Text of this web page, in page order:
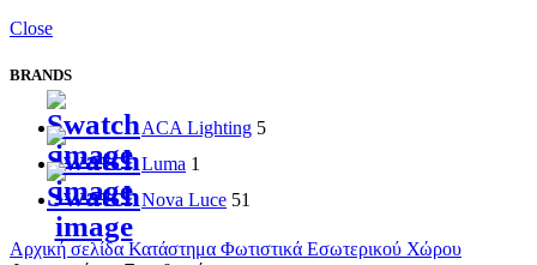
Close
BRANDS
ACA Lighting 5
Luma 1
Nova Luce 51
Αρχική σελίδα Κατάστημα Φωτιστικά Εσωτερικού Χώρου